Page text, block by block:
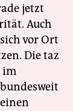
jetzt
Auch
vor Ort
Die taz
im